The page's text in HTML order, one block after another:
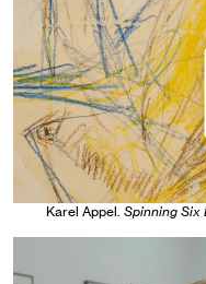
Karel Appel. Spinning Six